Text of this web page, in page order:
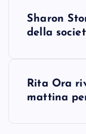
Sharon
della
Rita Ora
mattina